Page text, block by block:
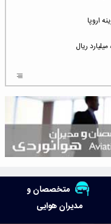
اروپا
[جمعه ساعت ۰۱:۴۵]
شد
متخصصان و
مدیران هوایی